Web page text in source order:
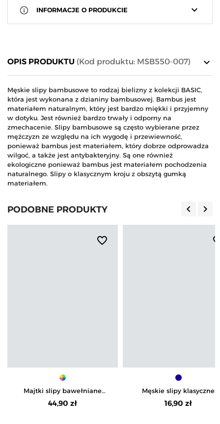
keyboard_arrow_down
INFORMACJE O PRODUKCIE
keyboard_arrow_down
OPIS PRODUKTU (Kod produktu: MSB550-007)
Męskie slipy bambusowe to rodzaj bielizny z kolekcji BASIC,
która jest wykonana z dzianiny bambusowej. Bambus jest
materiałem naturalnym, który jest bardzo miękki i przyjemny
w dotyku. Jest również bardzo trwały i odporny na
zmechacenie. Slipy bambusowe są często wybierane przez
mężczyzn ze względu na ich wygodę i przewiewność,
ponieważ bambus jest materiałem, który dobrze odprowadza
wilgoć, a także jest antybakteryjny. Są one również
ekologiczne ponieważ bambus jest materiałem pochodzenia
naturalnego. Slipy o klasycznym kroju z obszytą gumką
materiałem.
PODOBNE PRODUKTY keyboard_arrow_left keyboard_arrow_right
favorite_border
Majtki slipy bawełniane
męskie Plus Size 3-pak
44,90 zł
Męskie slipy klasyczne
bawełniane majtki
16,90 zł